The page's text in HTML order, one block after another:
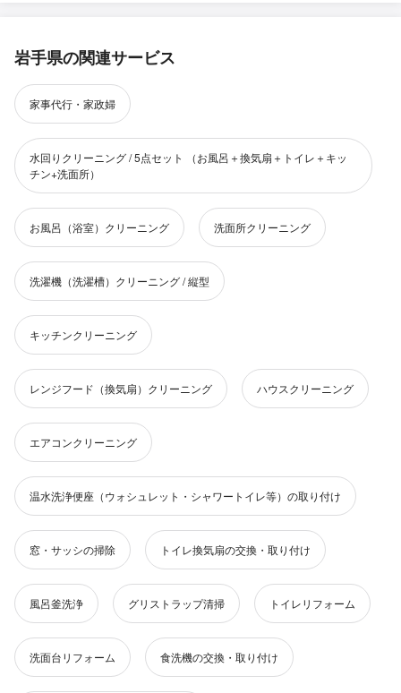
岩手県の関連サービス
家事代行・家政婦
水回りクリーニング / 5点セット （お風呂＋換気扇＋トイレ＋キッ
チン+洗面所）
お風呂（浴室）クリーニング 洗面所クリーニング
洗濯機（洗濯槽）クリーニング / 縦型
キッチンクリーニング
レンジフード（換気扇）クリーニング ハウスクリーニング
エアコンクリーニング
温水洗浄便座（ウォシュレット・シャワートイレ等）の取り付け
窓・サッシの掃除 トイレ換気扇の交換・取り付け
風呂釜洗浄 グリストラップ清掃 トイレリフォーム
洗面台リフォーム 食洗機の交換・取り付け